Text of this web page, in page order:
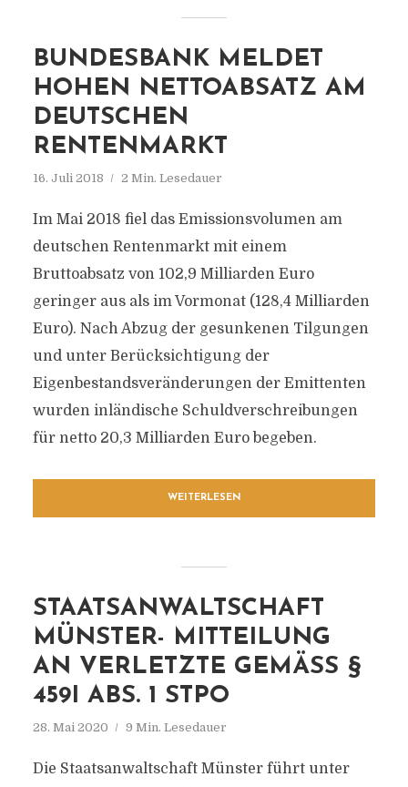
BUNDESBANK MELDET
HOHEN NETTOABSATZ AM
DEUTSCHEN
RENTENMARKT
16. Juli 2018 2 Min. Lesedauer
Im Mai 2018 fiel das Emissionsvolumen am
deutschen Rentenmarkt mit einem
Bruttoabsatz von 102,9 Milliarden Euro
geringer aus als im Vormonat (128,4 Milliarden
Euro). Nach Abzug der gesunkenen Tilgungen
und unter Berücksichtigung der
Eigenbestandsveränderungen der Emittenten
wurden inländische Schuldverschreibungen
für netto 20,3 Milliarden Euro begeben.
WEITERLESEN
STAATSANWALTSCHAFT
MÜNSTER- MITTEILUNG
AN VERLETZTE GEMÄSS § 4
59I ABS. 1 STPO
28. Mai 2020 9 Min. Lesedauer
Die Staatsanwaltschaft Münster führt unter